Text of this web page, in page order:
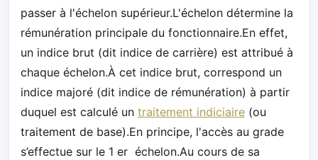
passer à l'échelon supérieur.L'échelon détermine la
rémunération principale du fonctionnaire.En effet,
un indice brut (dit indice de carrière) est attribué à
chaque échelon.À cet indice brut, correspond un
indice majoré (dit indice de rémunération) à partir
duquel est calculé un traitement indiciaire (ou
traitement de base).En principe, l'accès au grade
s’effectue sur le 1 er échelon.Au cours de sa